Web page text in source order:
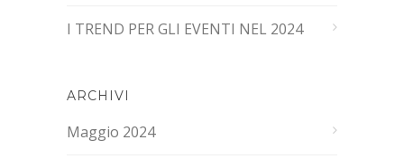
I TREND PER GLI EVENTI NEL 2024
ARCHIVI
Maggio 2024